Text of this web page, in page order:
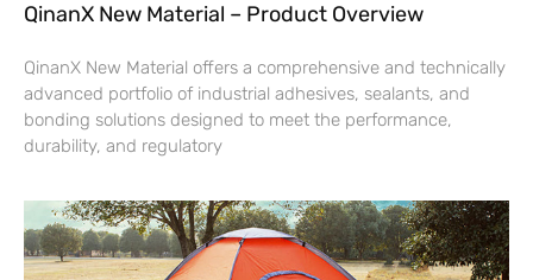
QinanX New Material – Product Overview
QinanX New Material offers a comprehensive and technically
advanced portfolio of industrial adhesives, sealants, and
bonding solutions designed to meet the performance,
durability, and regulatory